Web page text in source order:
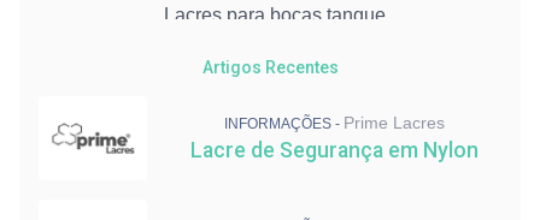
Lacres para bocas tanque
Lacres de Segurança para caixas plásticas
Lacre de Segurança Resistente
Lacre de Segurança Numerado: Preço
Artigos Recentes
INFORMAÇÕES - Prime Lacres
Lacre de Segurança em Nylon